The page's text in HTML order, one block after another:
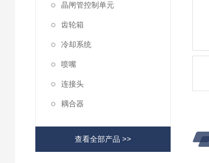
晶闸管控制单元
齿轮箱
冷却系统
喷嘴
连接头
耦合器
查看全部产品 >>